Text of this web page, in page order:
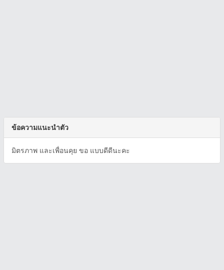
ข้อความแนะนำตัว
มิตรภาพ และเพื่อนคุย ขอ แบบดีดีนะคะ